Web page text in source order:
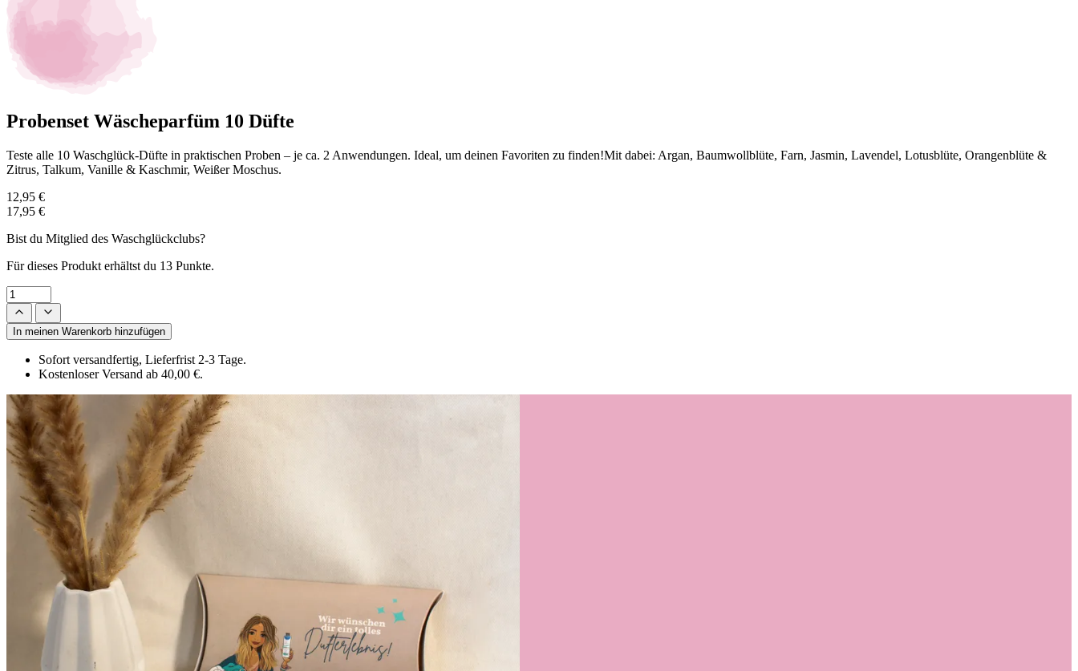
Probenset Wäscheparfüm 10 Düfte
Teste alle 10 Waschglück-Düfte in praktischen Proben – je ca. 2 Anwendungen. Ideal, um deinen Favoriten zu finden!Mit dabei: Argan, Baumwollblüte, Farn, Jasmin, Lavendel, Lotusblüte, Orangenblüte &
Zitrus, Talkum, Vanille & Kaschmir, Weißer Moschus.
12,95 €
17,95 €
Bist du Mitglied des Waschglückclubs?
Für dieses Produkt erhältst du 13 Punkte.
In meinen Warenkorb hinzufügen
Sofort versandfertig, Lieferfrist 2-3 Tage.
Kostenloser Versand ab 40,00 €.